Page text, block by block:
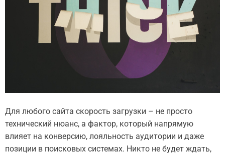
Для любого сайта скорость загрузки – не просто
технический нюанс, а фактор, который напрямую
влияет на конверсию, лояльность аудитории и даже
позиции в поисковых системах. Никто не будет ждать,